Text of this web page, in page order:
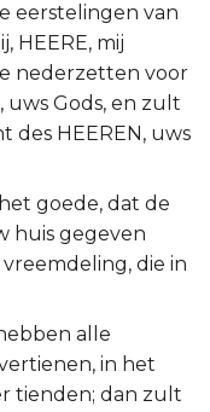
eerstelingen van
HEERE, mij
nederzetten voor
uws Gods, en zult
des HEEREN, uws
goede, dat de
huis gegeven
die in
alle
in het
tienden; dan zult